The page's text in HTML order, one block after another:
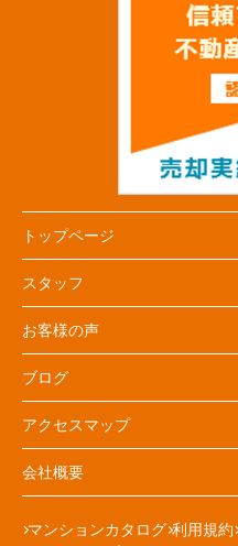
トップページ
スタッフ
お客様の声
ブログ
アクセスマップ
会社概要
マンションカタログ 利用規約